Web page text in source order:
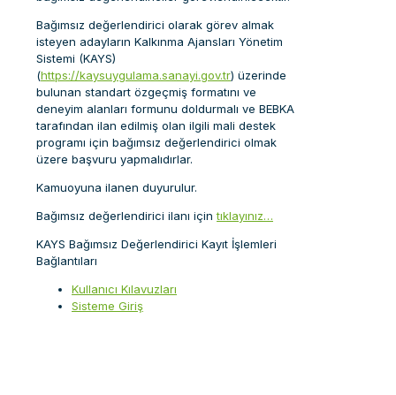
Bağımsız değerlendirici olarak görev almak
isteyen adayların Kalkınma Ajansları Yönetim
Sistemi (KAYS)
(https://kaysuygulama.sanayi.gov.tr) üzerinde
bulunan standart özgeçmiş formatını ve
deneyim alanları formunu doldurmalı ve BEBKA
tarafından ilan edilmiş olan ilgili mali destek
programı için bağımsız değerlendirici olmak
üzere başvuru yapmalıdırlar.
Kamuoyuna ilanen duyurulur.
Bağımsız değerlendirici ilanı içintıklayınız…
KAYS Bağımsız Değerlendirici Kayıt İşlemleri
Bağlantıları
Kullanıcı Kılavuzları
Sisteme Giriş